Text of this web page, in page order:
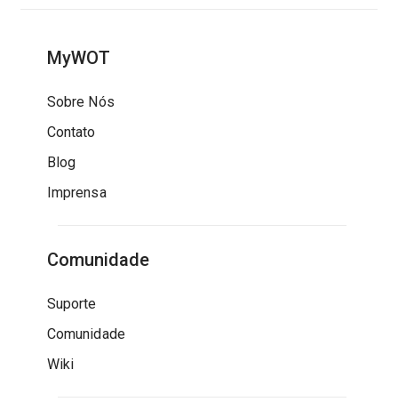
MyWOT
Sobre Nós
Contato
Blog
Imprensa
Comunidade
Suporte
Comunidade
Wiki